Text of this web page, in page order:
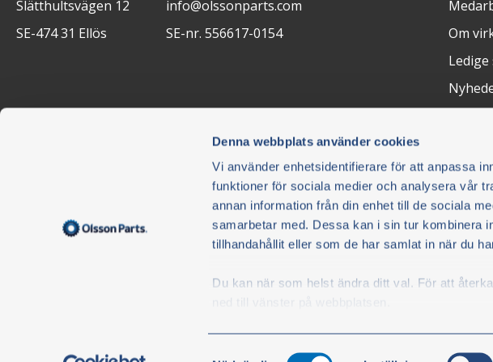
Denna webbplats använder cookies
Vi använder enhetsidentifierare för att anpassa
funktioner för sociala medier och analysera vår
annan information från din enhet till de sociala
samarbetar med. Dessa kan i sin tur kombinera
tillhandahållit eller som de har samlat in när du
Du kan när som helst ändra ditt val. För att
Samtyckesval
Slätthultsvägen 12
SE-474 31 Ellös
info@olssonparts.com
SE-nr. 556617-0154
Om
Nyhedsbrev
Gå ikke glip af noget - tilmeld dig vores nyhedsbrev.